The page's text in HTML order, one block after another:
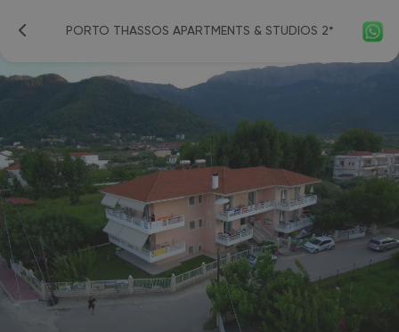
PORTO THASSOS APARTMENTS & STUDIOS 2*